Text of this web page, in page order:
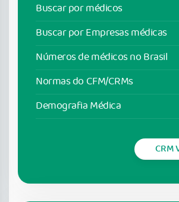
Buscar por médicos
Buscar por Empresas médicas
Números de médicos no Brasil
Normas do CFM/CRMs
Demografia Médica
CRM